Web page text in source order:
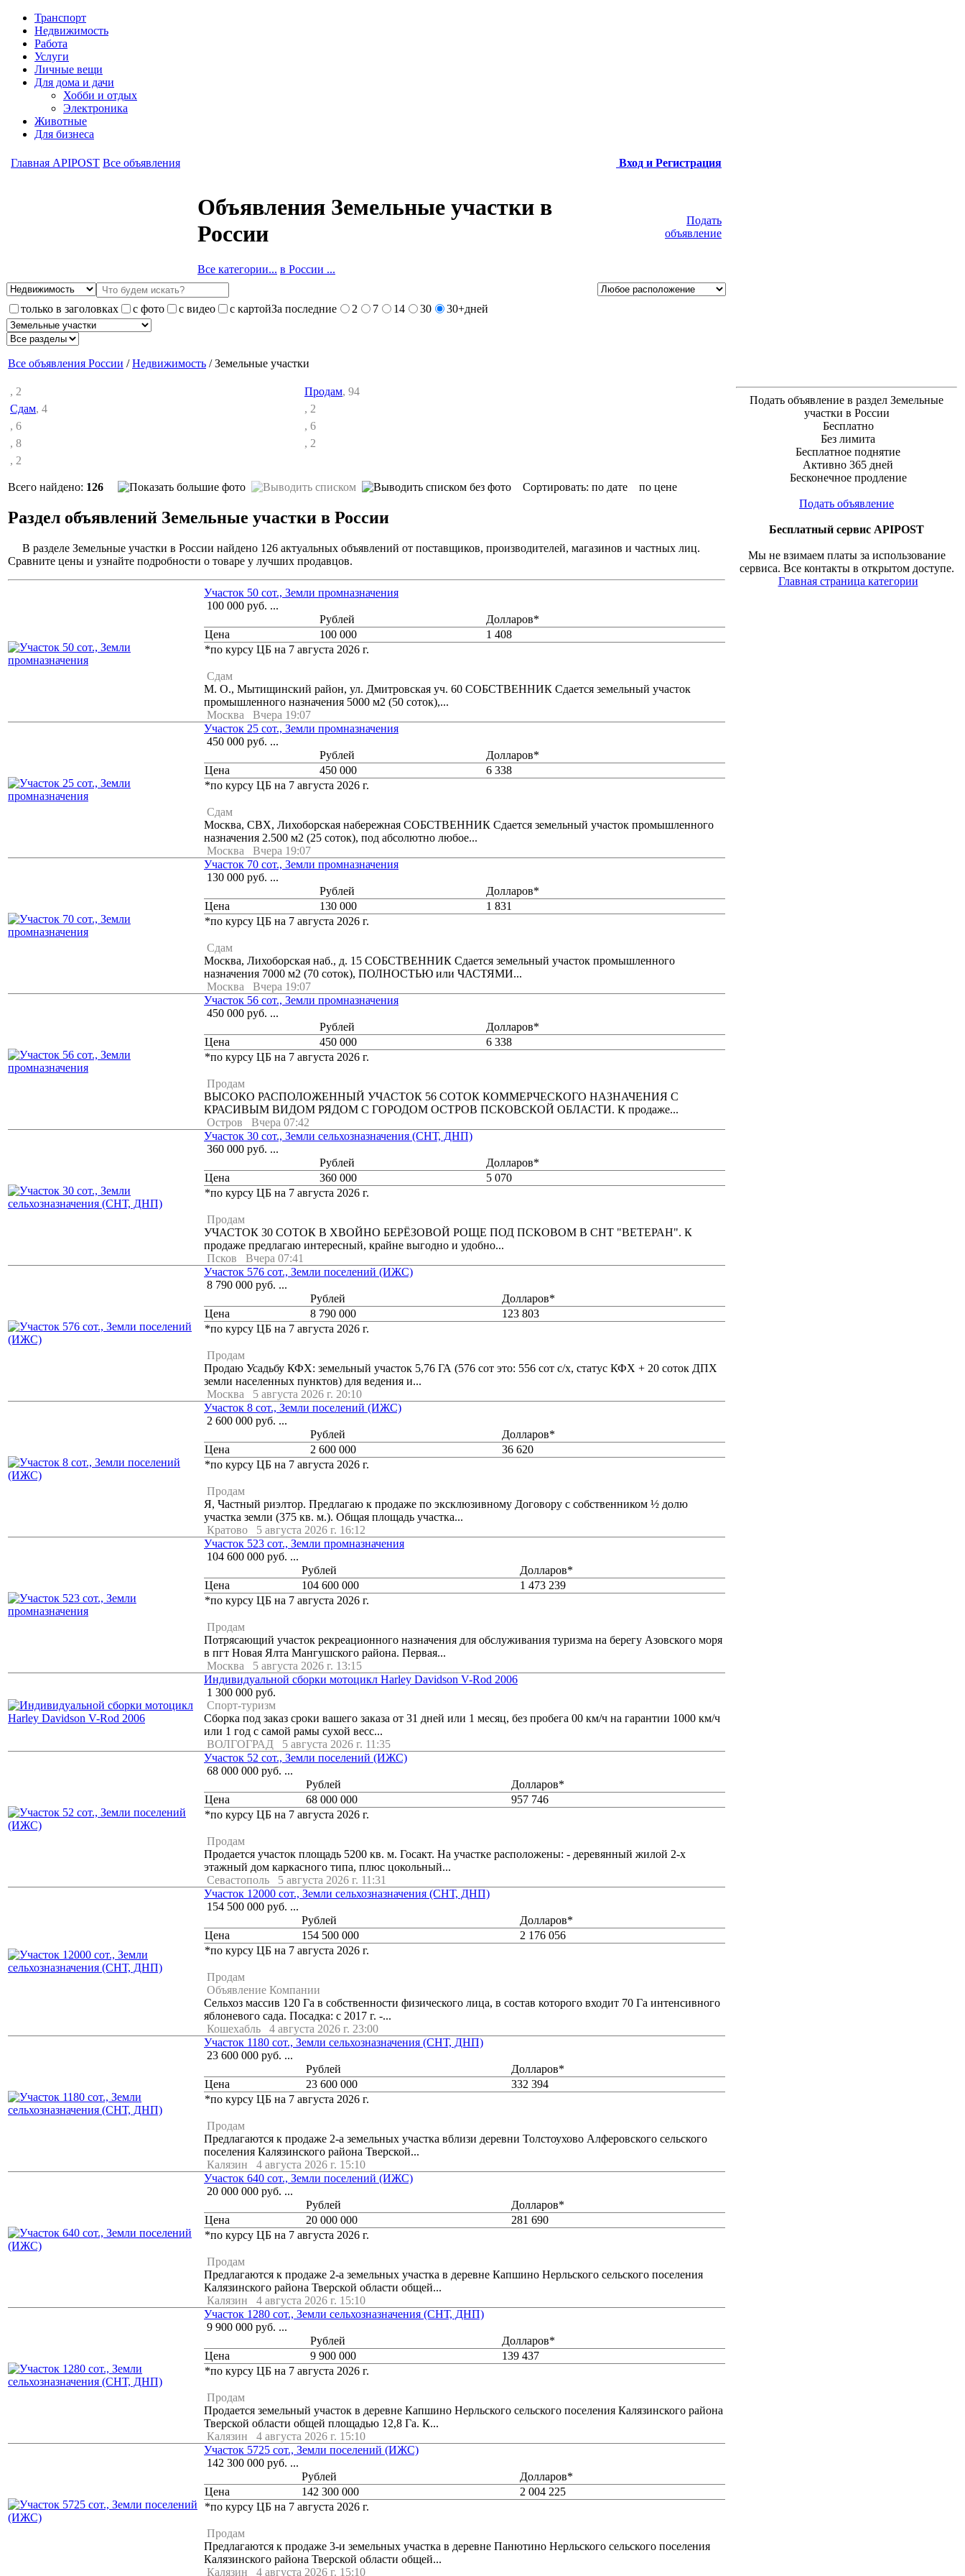
Транспорт
Недвижимость
Работа
Услуги
Личные вещи
Для дома и дачи
Хобби и отдых
Электроника
Животные
Для бизнеса
Главная APIPOST Все объявления Вход и Регистрация
Объявления Земельные участки в
России
Все категории... в России ...
Подать
объявление
только в заголовках с фото с видео с картойЗа последние 2 7 14 30 30+дней
Все объявления России /Недвижимость / Земельные участки
, 2 Продам, 94
Сдам, 4
, 2
, 6
, 6
, 8
, 2
, 2
Всего найдено: 126 Сортировать: по дате по цене
Раздел объявлений Земельные участки в России
В разделе Земельные участки в России найдено 126 актуальных объявлений от поставщиков, производителей, магазинов и частных лиц.
Сравните цены и узнайте подробности о товаре у лучших продавцов.
Участок 50 сот., Земли промназначения
100 000 руб. ...
Рублей
Долларов*
Цена
100 000
1 408
*по курсу ЦБ на 7 августа 2026 г.
Сдам
М. О., Мытищинский район, ул. Дмитровская уч. 60 СОБСТВЕННИК Сдается земельный участок
промышленного назначения 5000 м2 (50 соток),...
Москва
Вчера 19:07
Участок 25 сот., Земли промназначения
450 000 руб. ...
Рублей
Долларов*
Цена
450 000
6 338
*по курсу ЦБ на 7 августа 2026 г.
Сдам
Москва, СВХ, Лихоборская набережная СОБСТВЕННИК Сдается земельный участок промышленного
назначения 2.500 м2 (25 соток), под абсолютно любое...
Москва
Вчера 19:07
Участок 70 сот., Земли промназначения
130 000 руб. ...
Рублей
Долларов*
Цена
130 000
1 831
*по курсу ЦБ на 7 августа 2026 г.
Сдам
Москва, Лихоборская наб., д. 15 СОБСТВЕННИК Сдается земельный участок промышленного
назначения 7000 м2 (70 соток), ПОЛНОСТЬЮ или ЧАСТЯМИ...
Москва
Вчера 19:07
Участок 56 сот., Земли промназначения
450 000 руб. ...
Рублей
Долларов*
Цена
450 000
6 338
*по курсу ЦБ на 7 августа 2026 г.
Продам
ВЫСОКО РАСПОЛОЖЕННЫЙ УЧАСТОК 56 СОТОК КОММЕРЧЕСКОГО НАЗНАЧЕНИЯ С
КРАСИВЫМ ВИДОМ РЯДОМ С ГОРОДОМ ОСТРОВ ПСКОВСКОЙ ОБЛАСТИ. К продаже...
Остров
Вчера 07:42
Участок 30 сот., Земли сельхозназначения (СНТ, ДНП)
360 000 руб. ...
Рублей
Долларов*
Цена
360 000
5 070
*по курсу ЦБ на 7 августа 2026 г.
Продам
УЧАСТОК 30 СОТОК В ХВОЙНО БЕРЁЗОВОЙ РОЩЕ ПОД ПСКОВОМ В СНТ "ВЕТЕРАН". К
продаже предлагаю интересный, крайне выгодно и удобно...
Псков
Вчера 07:41
Участок 576 сот., Земли поселений (ИЖС)
8 790 000 руб. ...
Рублей
Долларов*
Цена
8 790 000
123 803
*по курсу ЦБ на 7 августа 2026 г.
Продам
Продаю Усадьбу КФХ: земельный участок 5,76 ГА (576 сот это: 556 сот с/х, статус КФХ + 20 соток ДПХ
земли населенных пунктов) для ведения и...
Москва
5 августа 2026 г. 20:10
Участок 8 сот., Земли поселений (ИЖС)
2 600 000 руб. ...
Рублей
Долларов*
Цена
2 600 000
36 620
*по курсу ЦБ на 7 августа 2026 г.
Продам
Я, Частный риэлтор. Предлагаю к продаже по эксклюзивному Договору с собственником ½ долю
участка земли (375 кв. м.). Общая площадь участка...
Кратово
5 августа 2026 г. 16:12
Участок 523 сот., Земли промназначения
104 600 000 руб. ...
Рублей
Долларов*
Цена
104 600 000
1 473 239
*по курсу ЦБ на 7 августа 2026 г.
Продам
Потрясающий участок рекреационного назначения для обслуживания туризма на берегу Азовского моря
в пгт Новая Ялта Мангушского района. Первая...
Москва
5 августа 2026 г. 13:15
Индивидуальной сборки мотоцикл Harley Davidson V-Rod 2006
1 300 000 руб.
Спорт-туризм
Сборка под заказ сроки вашего заказа от 31 дней или 1 месяц, без пробега 00 км/ч на гарантии 1000 км/ч
или 1 год с самой рамы сухой весс...
ВОЛГОГРАД
5 августа 2026 г. 11:35
Участок 52 сот., Земли поселений (ИЖС)
68 000 000 руб. ...
Рублей
Долларов*
Цена
68 000 000
957 746
*по курсу ЦБ на 7 августа 2026 г.
Продам
Продается участок площадь 5200 кв. м. Госакт. На участке расположены: - деревянный жилой 2-х
этажный дом каркасного типа, плюс цокольный...
Севастополь
5 августа 2026 г. 11:31
Участок 12000 сот., Земли сельхозназначения (СНТ, ДНП)
154 500 000 руб. ...
Рублей
Долларов*
Цена
154 500 000
2 176 056
*по курсу ЦБ на 7 августа 2026 г.
Продам
Объявление Компании
Сельхоз массив 120 Га в собственности физического лица, в состав которого входит 70 Га интенсивного
яблоневого сада. Посадка: с 2017 г. -...
Кошехабль
4 августа 2026 г. 23:00
Участок 1180 сот., Земли сельхозназначения (СНТ, ДНП)
23 600 000 руб. ...
Рублей
Долларов*
Цена
23 600 000
332 394
*по курсу ЦБ на 7 августа 2026 г.
Продам
Предлагаются к продаже 2-а земельных участка вблизи деревни Толстоухово Алферовского сельского
поселения Калязинского района Тверской...
Калязин
4 августа 2026 г. 15:10
Участок 640 сот., Земли поселений (ИЖС)
20 000 000 руб. ...
Рублей
Долларов*
Цена
20 000 000
281 690
*по курсу ЦБ на 7 августа 2026 г.
Продам
Предлагаются к продаже 2-а земельных участка в деревне Капшино Нерльского сельского поселения
Калязинского района Тверской области общей...
Калязин
4 августа 2026 г. 15:10
Участок 1280 сот., Земли сельхозназначения (СНТ, ДНП)
9 900 000 руб. ...
Рублей
Долларов*
Цена
9 900 000
139 437
*по курсу ЦБ на 7 августа 2026 г.
Продам
Продается земельный участок в деревне Капшино Нерльского сельского поселения Калязинского района
Тверской области общей площадью 12,8 Га. К...
Калязин
4 августа 2026 г. 15:10
Участок 5725 сот., Земли поселений (ИЖС)
142 300 000 руб. ...
Рублей
Долларов*
Цена
142 300 000
2 004 225
*по курсу ЦБ на 7 августа 2026 г.
Продам
Предлагаются к продаже 3-и земельных участка в деревне Панютино Нерльского сельского поселения
Калязинского района Тверской области общей...
Калязин
4 августа 2026 г. 15:10
Подать объявление в раздел Земельные
участки в России
Бесплатно
Без лимита
Бесплатное поднятие
Активно 365 дней
Бесконечное продление
Подать объявление
Бесплатный сервис APIPOST
Мы не взимаем платы за использование
сервиса. Все контакты в открытом доступе.
Главная страница категории